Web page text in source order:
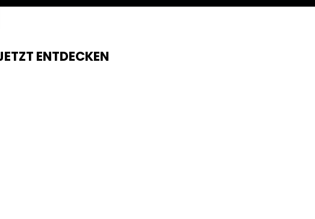
ENTDECKEN